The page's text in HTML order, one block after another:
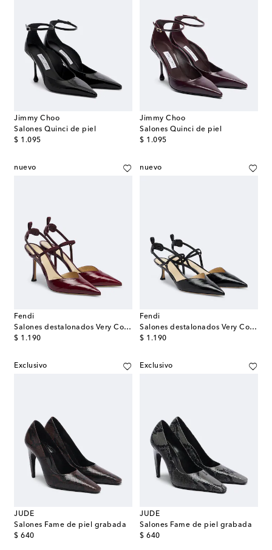
Jimmy Choo
Salones Quinci de piel
$ 1.095
original price
Jimmy Choo
Salones Quinci de piel
$ 1.095
original price
nuevo
Fendi
Salones destalonados Very Colibrì de piel
$ 1.190
original price
nuevo
Fendi
Salones destalonados Very Colibrì de piel
$ 1.190
original price
Exclusivo
JUDE
Salones Fame de piel grabada
$ 640
original price
Exclusivo
JUDE
Salones Fame de piel grabada
$ 640
original price